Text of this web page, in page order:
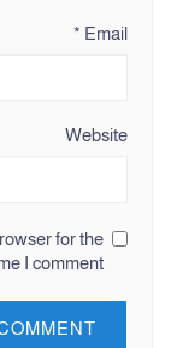
Email
*
Website
for the
I comment.